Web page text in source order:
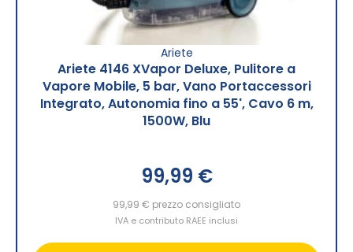
Ariete
Ariete 4146 XVapor Deluxe, Pulitore a
Vapore Mobile, 5 bar, Vano Portaccessori
Integrato, Autonomia fino a 55', Cavo 6 m,
1500W, Blu
99,99 €
99,99 € prezzo consigliato
IVA e contributo RAEE inclusi